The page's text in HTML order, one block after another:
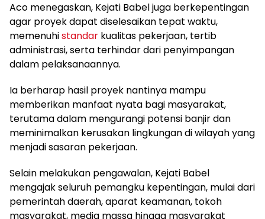
Aco menegaskan, Kejati Babel juga berkepentingan
agar proyek dapat diselesaikan tepat waktu,
memenuhistandar kualitas pekerjaan, tertib
administrasi, serta terhindar dari penyimpangan
dalam pelaksanaannya.
Ia berharap hasil proyek nantinya mampu
memberikan manfaat nyata bagi masyarakat,
terutama dalam mengurangi potensi banjir dan
meminimalkan kerusakan lingkungan di wilayah yang
menjadi sasaran pekerjaan.
Selain melakukan pengawalan, Kejati Babel
mengajak seluruh pemangku kepentingan, mulai dari
pemerintah daerah, aparat keamanan, tokoh
masyarakat, media massa hingga masyarakat